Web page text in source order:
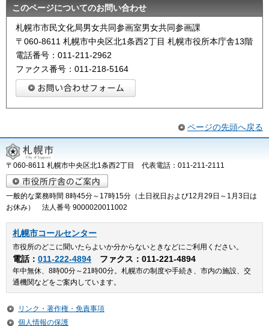
このページについてのお問い合わせ
札幌市市民文化局男女共同参画室男女共同参画課
〒060-8611 札幌市中央区北1条西2丁目 札幌市役所本庁舎13階
電話番号：011-211-2962
ファクス番号：011-218-5164
ページの先頭へ戻る
〒060-8611 札幌市中央区北1条西2丁目 代表電話：011-211-2111
一般的な業務時間 8時45分～17時15分（土日祝日および12月29日～1月3日は
お休み） 法人番号 9000020011002
札幌市コールセンター
市役所のどこに聞いたらよいか分からないときなどにご利用ください。
電話： 011-222-4894 ファクス：011-221-4894
年中無休、8時00分～21時00分。札幌市の制度や手続き、市内の施設、交
通機関などをご案内しています。
リンク・著作権・免責事項
個人情報の保護